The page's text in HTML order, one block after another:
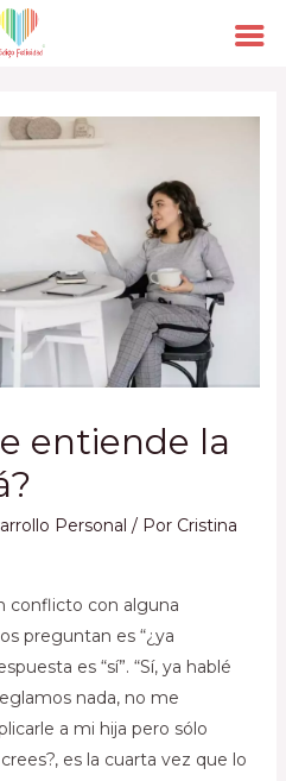
entiende la
Personal / Por Cristina
conflicto con alguna
preguntan es “¿ya
es “sí”. “Sí, ya hablé
nada, no me
a mi hija pero sólo
es la cuarta vez que lo